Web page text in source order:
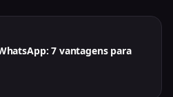
7 vantagens para